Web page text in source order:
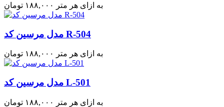
۱۸۸,۰۰۰ تومان به ازای هر متر
مدل مرسین کد R-504
۱۸۸,۰۰۰ تومان به ازای هر متر
مدل مرسین کد L-501
۱۸۸,۰۰۰ تومان به ازای هر متر